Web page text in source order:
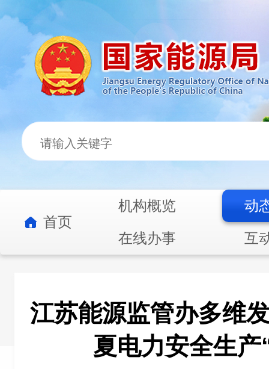
首页
机构概览
动
在线办事
互
江苏能源监管办多维
夏电力安全生产